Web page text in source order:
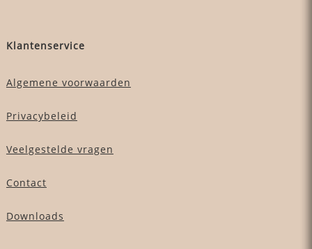
Klantenservice
Algemene voorwaarden
Privacybeleid
Veelgestelde vragen
Contact
Downloads